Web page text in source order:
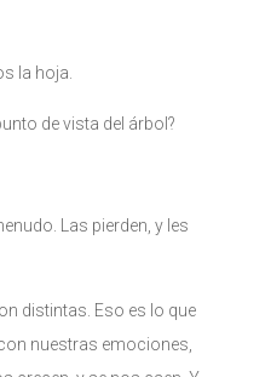
la hoja.
de vista del árbol?
Las pierden, y les
distintas. Eso es lo que
nuestras emociones,